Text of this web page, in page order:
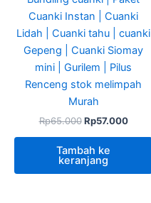
Cuanki Instan | Cuanki
Lidah | Cuanki tahu | cuanki
Gepeng | Cuanki Siomay
mini | Gurilem | Pilus
Renceng stok melimpah
Murah
Rp65.000 Rp57.000
Tambah ke
keranjang